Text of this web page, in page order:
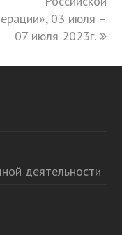
03 июля –
07 июля 2023г.
деятельности